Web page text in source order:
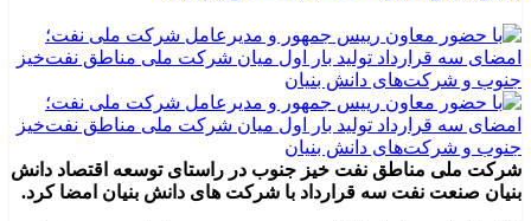
شرکت ملی مناطق نفت خیز جنوب در راستای توسعه اقتصاد دانش
بنیان صنعت نفت سه قرارداد با شرکت های دانش بنیان امضا کرد.